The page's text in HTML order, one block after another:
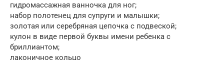
гидромассажная ванночка для ног;
набор полотенец для супруги и малышки;
золотая или серебряная цепочка с подвеской;
кулон в виде первой буквы имени ребенка с
бриллиантом;
лаконичное кольцо